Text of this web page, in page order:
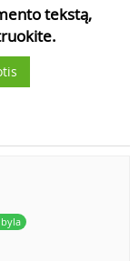
tekstą,